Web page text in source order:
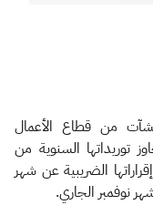
من قطاع الأعمال
توريداتها السنوية من
تقديم إقراراتها الضريبية عن شهر